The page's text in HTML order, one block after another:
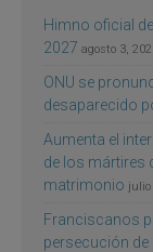
Himno oficial
2027 agosto 3,
ONU se
desaparecido
Aumenta el
de los mártires
matrimonio julio
Franciscanos
persecución